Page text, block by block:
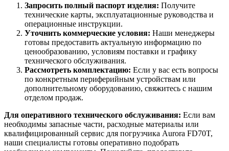
Запросить полный паспорт изделия: Получите
технические карты, эксплуатационные руководства и
операционные инструкции.
Уточнить коммерческие условия: Наши менеджеры
готовы предоставить актуальную информацию по
ценообразованию, условиям поставки и графику
технического обслуживания.
Рассмотреть комплектацию: Если у вас есть вопросы
по конкретным периферийным устройствам или
дополнительному оборудованию, свяжитесь с нашим
отделом продаж.
Для оперативного технического обслуживания: Если вам
необходимы запасные части, расходные материалы или
квалифицированный сервис для погрузчика Aurora FD70T,
наши специалисты готовы оперативно подобрать